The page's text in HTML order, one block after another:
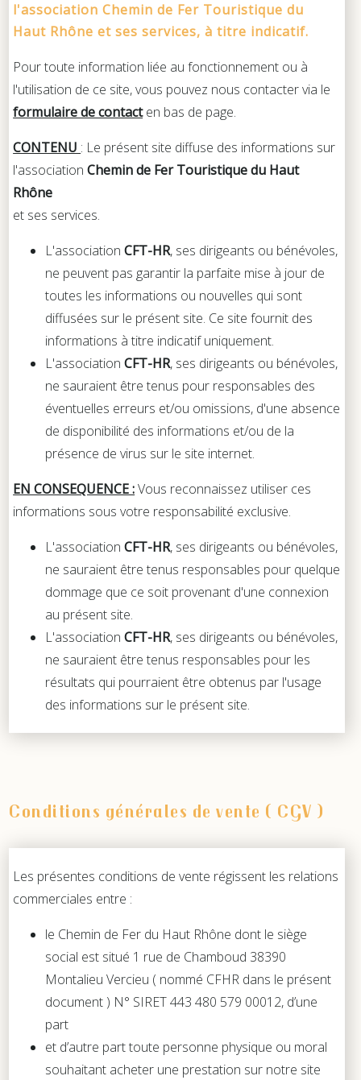
l'association Chemin de Fer Touristique du
Haut Rhône et ses services, à titre indicatif.
Pour toute information liée au fonctionnement ou à
l'utilisation de ce site, vous pouvez nous contacter via le
formulaire de contacten bas de page.
CONTENU : Le présent site diffuse des informations sur
l'associationChemin de Fer Touristique du Haut
Rhône
et ses services.
L'associationCFT-HR, ses dirigeants ou bénévoles,
ne peuvent pas garantir la parfaite mise à jour de
toutes les informations ou nouvelles qui sont
diffusées sur le présent site. Ce site fournit des
informations à titre indicatif uniquement.
L'associationCFT-HR, ses dirigeants ou bénévoles,
ne sauraient être tenus pour responsables des
éventuelles erreurs et/ou omissions, d'une absence
de disponibilité des informations et/ou de la
présence de virus sur le site internet.
EN CONSEQUENCE :Vous reconnaissez utiliser ces
informations sous votre responsabilité exclusive.
L'associationCFT-HR, ses dirigeants ou bénévoles,
ne sauraient être tenus responsables pour quelque
dommage que ce soit provenant d'une connexion
au présent site.
L'association CFT-HR, ses dirigeants ou bénévoles,
ne sauraient être tenus responsables pour les
résultats qui pourraient être obtenus par l'usage
des informations sur le présent site.
Conditions générales de vente ( CGV )
Les présentes conditions de vente régissent les relations
commerciales entre :
le Chemin de Fer du Haut Rhône dont le siège
social est situé 1 rue de Chamboud 38390
Montalieu Vercieu ( nommé CFHR dans le présent
document ) N° SIRET 443 480 579 00012, d’une
part
et d’autre part toute personne physique ou moral
souhaitant acheter une prestation sur notre site